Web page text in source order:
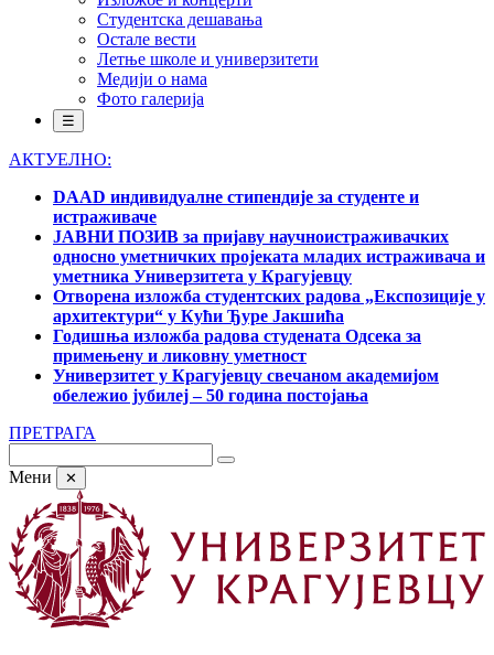
Студентска дешавања
Остале вести
Летње школе и универзитети
Медији о нама
Фото галерија
☰
АКТУЕЛНО:
DAAD индивидуалне стипендије за студенте и
истраживаче
ЈАВНИ ПОЗИВ за пријаву научноистраживачких
односно уметничких пројеката младих истраживача и
уметника Универзитета у Крагујевцу
Отворена изложба студентских радова „Експозиције у
архитектури“ у Кући Ђуре Јакшића
Годишња изложба радова студената Одсека за
примењену и ликовну уметност
Универзитет у Крагујевцу свечаном академијом
обележио јубилеј – 50 година постојања
ПРЕТРАГА
Мени ✕